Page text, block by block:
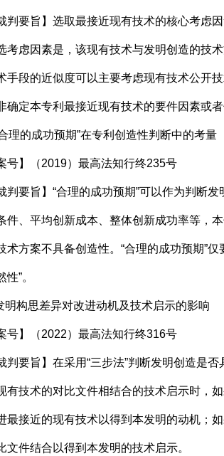
旨】选取最接近现有技术的核心考虑因
考虑因素是，该现有技术与发明创造的技
手段的近似度可以主要考虑现有技术公开
确定本专利最接近现有技术的要件因素或者
的成功预期”在专利创造性判断中的考量
】（2019）最高法知行终235号
旨】“合理的成功预期”可以作为判断发
件、平均创新成本、整体创新成功率等，
术方案不具备创造性。“合理的成功预期”
”。
思差异对改进动机及技术启示的影响
】（2022）最高法知行终316号
旨】在采用“三步法”判断发明创造是否
有技术的对比文件相结合的技术启示时，
最接近的现有技术以得到本发明的动机；
文件结合以得到本发明的技术启示。